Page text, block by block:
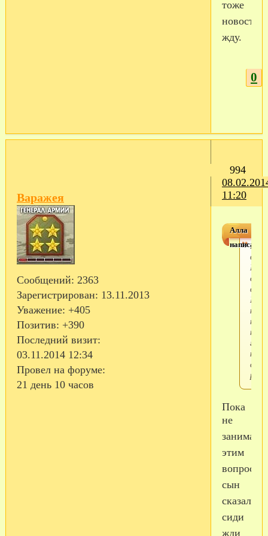
тоже
новостей
жду.
0
994
11:20
Варажея
Сообщений: 2363
Зарегистрирован: 13.11.2013
Уважение: +405
Позитив: +390
Последний визит:
03.11.2014 12:34
Провел на форуме:
21 день 10 часов
Алла
Кто
ездил
в
как
где
Пока
не
этим
сын
сказал
сиди
жди